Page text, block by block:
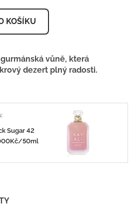
KOŠÍKU
vůně, která
dezert plný radosti.
Sugar 42
50ml